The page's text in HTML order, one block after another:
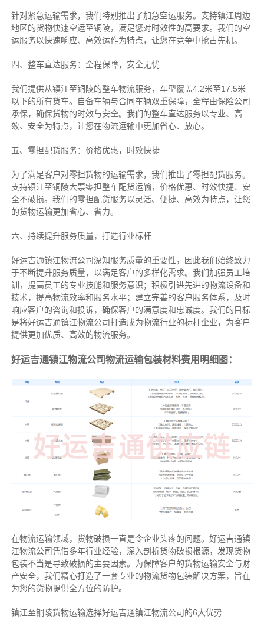
针对紧急运输需求，我们特别推出了加急空运服务。支持镇江周边
地区的货物快速空运至铜陵，满足您对时效性的高要求。我们的空
运服务以快速响应、高效运作为特点，让您在竞争中抢占先机。
四、整车直达服务：全程保障，安全无忧
我们提供从镇江至铜陵的整车物流服务，车型覆盖4.2米至17.5米
以下的所有货车。自备车辆与合同车辆双重保障，全程由保险公司
承保，确保货物的时效与安全。我们的整车直达服务以专业、高
效、安全为特点，让您在物流运输中更加省心、放心。
五、零担配货服务：价格优惠，时效快捷
为了满足客户对零担货物的运输需求，我们推出了零担配货服务。
支持镇江至铜陵大票零担整车配货运输，价格优惠、时效快捷、安
全不破损。我们的零担配货服务以灵活、便捷、高效为特点，让您
的货物运输更加省心、省力。
六、持续提升服务质量，打造行业标杆
好运吉通镇江物流公司深知服务质量的重要性，因此我们始终致力
于不断提升服务质量，以满足客户的多样化需求。我们加强员工培
训，提高员工的专业技能和服务意识；积极引进先进的物流设备和
技术，提高物流效率和服务水平；建立完善的客户服务体系，及时
响应客户的咨询和投诉，确保客户的满意度和忠诚度。我们的目标
是将好运吉通镇江物流公司打造成为物流行业的标杆企业，为客户
提供更加优质、高效的物流服务。
好运吉通镇江物流公司物流运输包装材料费用明细图：
在物流运输领域，货物破损一直是令企业头疼的问题。好运吉通镇
江物流公司凭借多年行业经验，深入剖析货物破损根源，发现货物
包装不当是导致破损的主要因素。为保障客户的货物运输安全与财
产安全，我们精心打造了一套专业的物流货物包装解决方案，旨在
为您的货物提供全方位的防护。
镇江至铜陵货物运输选择好运吉通镇江物流公司的6大优势